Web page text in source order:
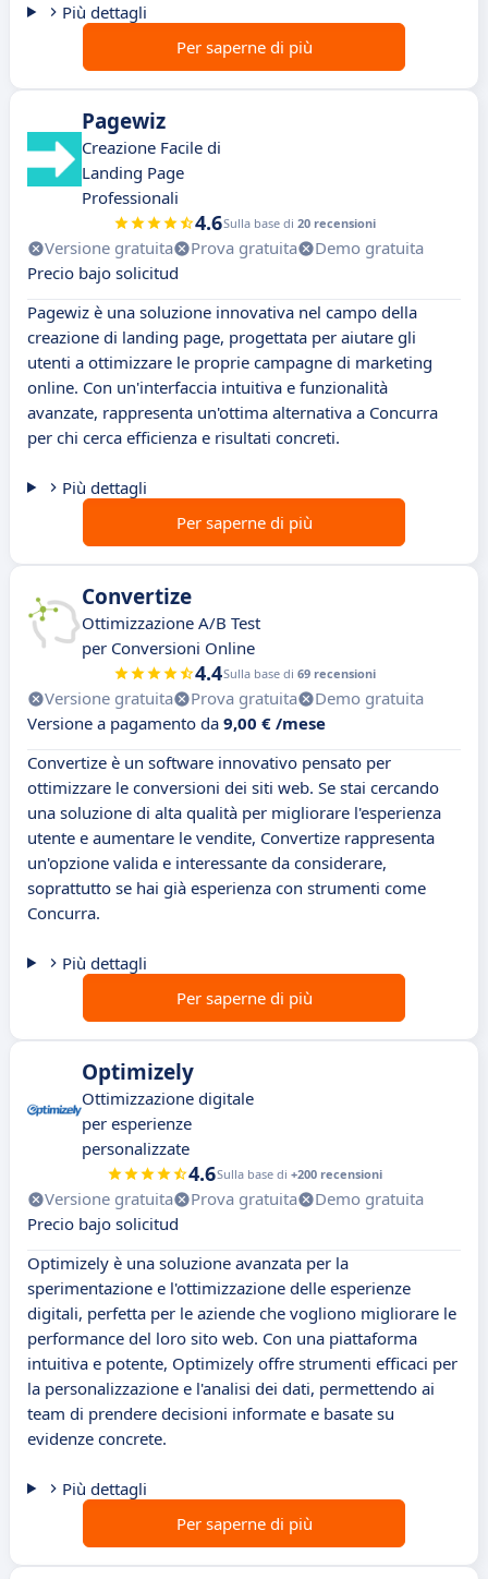
Più dettagli
Per saperne di più
Pagewiz
Creazione Facile di
Landing Page
Professionali
4.6Sulla base di 20 recensioni
Versione gratuita Prova gratuita
Demo gratuita
Precio bajo solicitud
Pagewiz è una soluzione innovativa nel campo della
creazione di landing page, progettata per aiutare gli
utenti a ottimizzare le proprie campagne di marketing
online. Con un'interfaccia intuitiva e funzionalità
avanzate, rappresenta un'ottima alternativa a Concurra
per chi cerca efficienza e risultati concreti.
Più dettagli
Per saperne di più
Convertize
Ottimizzazione A/B Test
per Conversioni Online
4.4Sulla base di 69 recensioni
Versione gratuita Prova gratuita
Demo gratuita
Versione a pagamento da 9,00 € /mese
Convertize è un software innovativo pensato per
ottimizzare le conversioni dei siti web. Se stai cercando
una soluzione di alta qualità per migliorare l'esperienza
utente e aumentare le vendite, Convertize rappresenta
un'opzione valida e interessante da considerare,
soprattutto se hai già esperienza con strumenti come
Concurra.
Più dettagli
Per saperne di più
Optimizely
Ottimizzazione digitale
per esperienze
personalizzate
4.6Sulla base di +200 recensioni
Versione gratuita Prova gratuita
Demo gratuita
Precio bajo solicitud
Optimizely è una soluzione avanzata per la
sperimentazione e l'ottimizzazione delle esperienze
digitali, perfetta per le aziende che vogliono migliorare le
performance del loro sito web. Con una piattaforma
intuitiva e potente, Optimizely offre strumenti efficaci per
la personalizzazione e l'analisi dei dati, permettendo ai
team di prendere decisioni informate e basate su
evidenze concrete.
Più dettagli
Per saperne di più